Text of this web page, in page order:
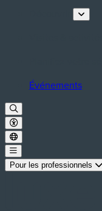
Événements
Pour les professionnels